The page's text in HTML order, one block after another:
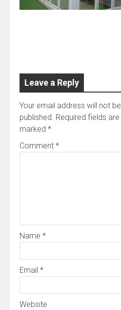
Leave a Reply
Your email address will not be
published. Required fields are
marked *
Comment *
Name *
Email *
Website